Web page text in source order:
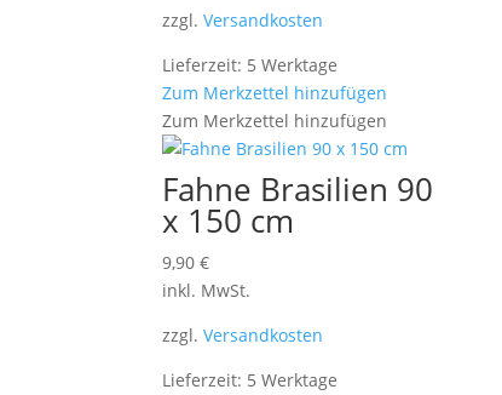
zzgl.Versandkosten
Lieferzeit: 5 Werktage
Zum Merkzettel hinzufügen
Zum Merkzettel hinzufügen
Fahne Brasilien 90
x 150 cm
9,90€
inkl. MwSt.
zzgl.Versandkosten
Lieferzeit: 5 Werktage